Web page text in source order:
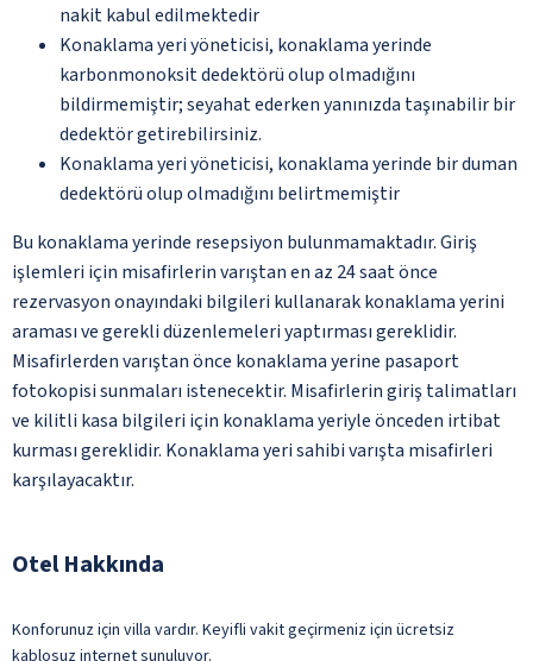
nakit kabul edilmektedir
Konaklama yeri yöneticisi, konaklama yerinde
karbonmonoksit dedektörü olup olmadığını
bildirmemiştir; seyahat ederken yanınızda taşınabilir bir
dedektör getirebilirsiniz.
Konaklama yeri yöneticisi, konaklama yerinde bir duman
dedektörü olup olmadığını belirtmemiştir
Bu konaklama yerinde resepsiyon bulunmamaktadır. Giriş
işlemleri için misafirlerin varıştan en az 24 saat önce
rezervasyon onayındaki bilgileri kullanarak konaklama yerini
araması ve gerekli düzenlemeleri yaptırması gereklidir.
Misafirlerden varıştan önce konaklama yerine pasaport
fotokopisi sunmaları istenecektir. Misafirlerin giriş talimatları
ve kilitli kasa bilgileri için konaklama yeriyle önceden irtibat
kurması gereklidir. Konaklama yeri sahibi varışta misafirleri
karşılayacaktır.
Otel Hakkında
Konforunuz için villa vardır. Keyifli vakit geçirmeniz için ücretsiz
kablosuz internet sunuluyor.